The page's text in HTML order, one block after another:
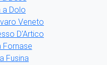
a Dolo
Veneto
D'Artico
Fornase
Fusina